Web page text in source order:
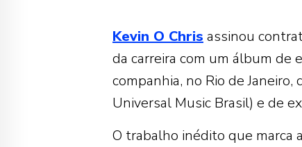
Kevin O Chris assinou
da carreira com um álbum de
companhia, no Rio de
Universal Music Brasil) e de
O trabalho inédito que marca